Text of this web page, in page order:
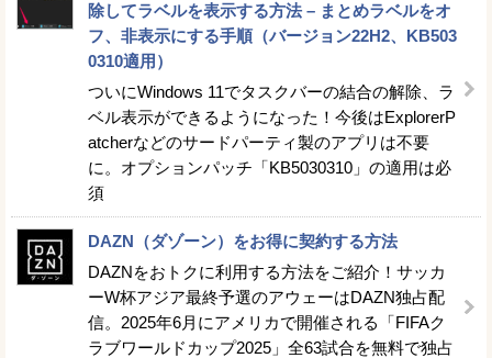
除してラベルを表示する方法 – まとめラベルをオ
フ、非表示にする手順（バージョン22H2、KB503
0310適用）
ついにWindows 11でタスクバーの結合の解除、ラ
ベル表示ができるようになった！今後はExplorerP
atcherなどのサードパーティ製のアプリは不要
に。オプションパッチ「KB5030310」の適用は必
須
DAZN（ダゾーン）をお得に契約する方法
DAZNをおトクに利用する方法をご紹介！サッカ
ーW杯アジア最終予選のアウェーはDAZN独占配
信。2025年6月にアメリカで開催される「FIFAク
ラブワールドカップ2025」全63試合を無料で独占